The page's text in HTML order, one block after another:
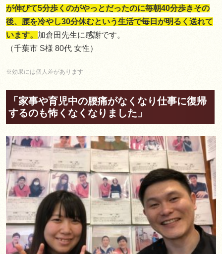
が伸びて5分歩くのがやっとだったのに毎朝40分歩きその
後、腰を冷やし30分休むという生活で毎日が明るく送れて
います。 加倉田先生に感謝です。
（千葉市 S様 80代 女性）
※効果には個人差があります
「家事や育児中の腰痛がなくなり仕事に復帰
するのも怖くなくなりました」